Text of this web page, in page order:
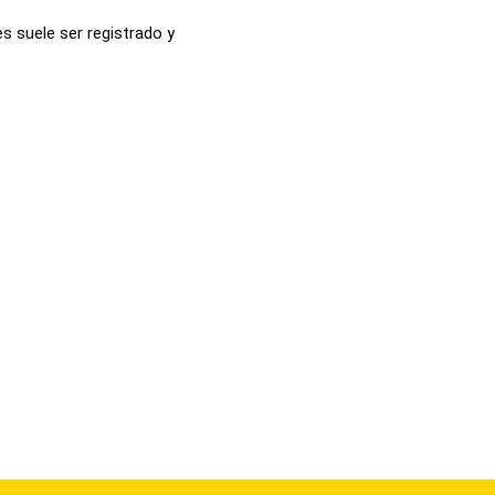
suele ser registrado y